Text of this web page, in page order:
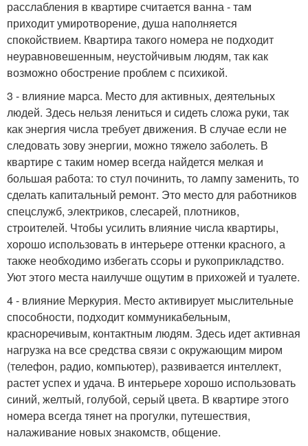
расслабления в квартире считается ванна - там
приходит умиротворение, душа наполняется
спокойствием. Квартира такого номера не подходит
неуравновешенным, неустойчивым людям, так как
возможно обострение проблем с психикой.
3 - влияние марса. Место для активных, деятельных
людей. Здесь нельзя лениться и сидеть сложа руки, так
как энергия числа требует движения. В случае если не
следовать зову энергии, можно тяжело заболеть. В
квартире с таким номер всегда найдется мелкая и
большая работа: то стул починить, то лампу заменить, то
сделать капитальный ремонт. Это место для работников
спецслужб, электриков, слесарей, плотников,
строителей. Чтобы усилить влияние числа квартиры,
хорошо использовать в интерьере оттенки красного, а
также необходимо избегать ссоры и рукоприкладство.
Уют этого места наилучше ощутим в прихожей и туалете.
4 - влияние Меркурия. Место активирует мыслительные
способности, подходит коммуникабельным,
красноречивым, контактным людям. Здесь идет активная
нагрузка на все средства связи с окружающим миром
(телефон, радио, компьютер), развивается интеллект,
растет успех и удача. В интерьере хорошо использовать
синий, желтый, голубой, серый цвета. В квартире этого
номера всегда тянет на прогулки, путешествия,
налаживание новых знакомств, общение.